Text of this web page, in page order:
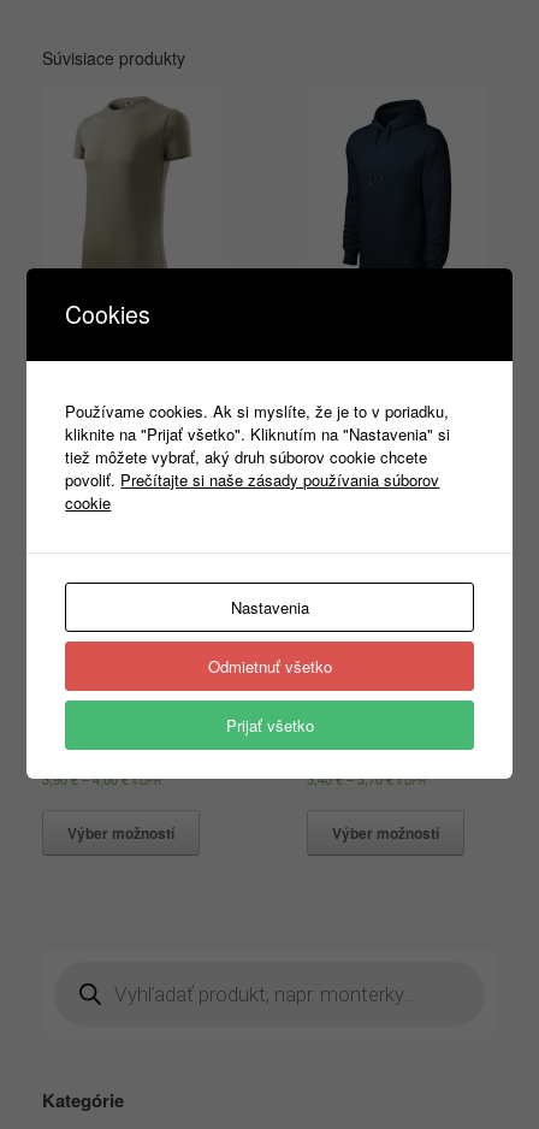
Súvisiace produkty
Viper 143 3XL
Výber možností Výber možností
3,90€–4,00€ s DPH
Výber možností
Classic New 132 S-XXL
3,40€–3,70€ s DPH
Výber možností
search
Kategórie
Cookies
Používame cookies. Ak si myslíte, že je to v poriadku,
kliknite na "Prijať všetko". Kliknutím na "Nastavenia" si
tiež môžete vybrať, aký druh súborov cookie chcete
povoliť. Prečítajte si naše zásady používania súborov
cookie
Nastavenia
Odmietnuť všetko
Prijať všetko